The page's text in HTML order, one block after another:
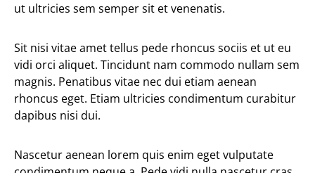
ut ultricies sem semper sit et venenatis.
Sit nisi vitae amet tellus pede rhoncus sociis et ut eu
vidi orci aliquet. Tincidunt nam commodo nullam sem
magnis. Penatibus vitae nec dui etiam aenean
rhoncus eget. Etiam ultricies condimentum curabitur
dapibus nisi dui.
Nascetur aenean lorem quis enim eget vulputate